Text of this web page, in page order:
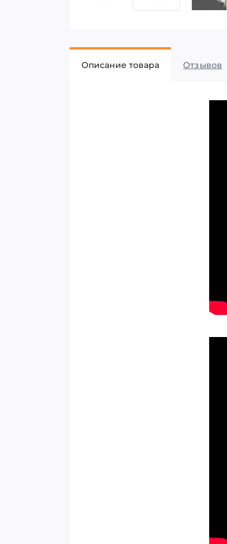
Описание товара Отзывов